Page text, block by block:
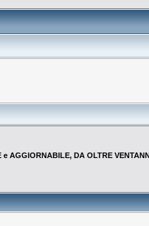
AGGIORNABILE, DA OLTRE